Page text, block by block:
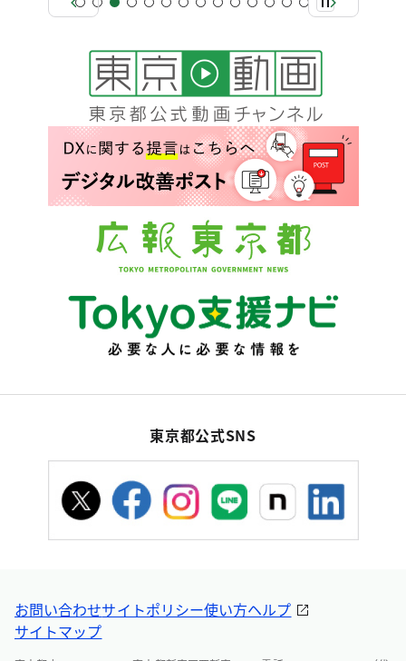
東京都公式SNS
お問い合わせサイトポリシー使い方ヘルプ
サイトマップ